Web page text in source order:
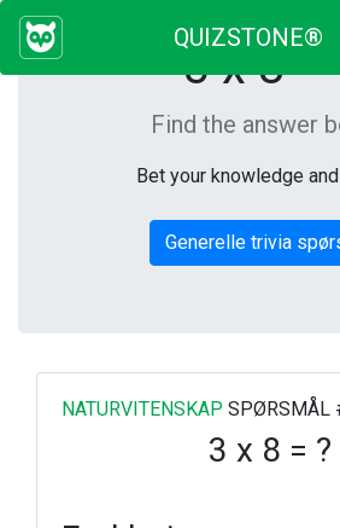
QUIZSTONE®
3 x 8 =
Find the answer
Bet your knowledge
Generelle trivia
NATURVITENSKAP SPØRSMÅL
3 x 8 = ?